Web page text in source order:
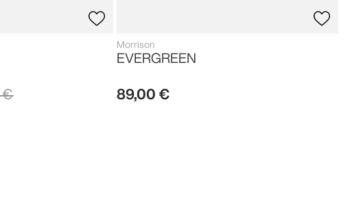
€
Morrison
EVERGREEN
89,00 €